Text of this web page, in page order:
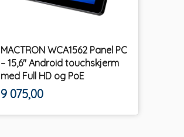
MACTRON WCA1562 Panel PC
– 15,6" Android touchskjerm
med Full HD og PoE
Pris
9 075,00ekskl.
mva.